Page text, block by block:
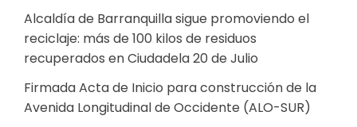
Alcaldía de Barranquilla sigue promoviendo el
reciclaje: más de 100 kilos de residuos
recuperados en Ciudadela 20 de Julio
Firmada Acta de Inicio para construcción de la
Avenida Longitudinal de Occidente (ALO-SUR)